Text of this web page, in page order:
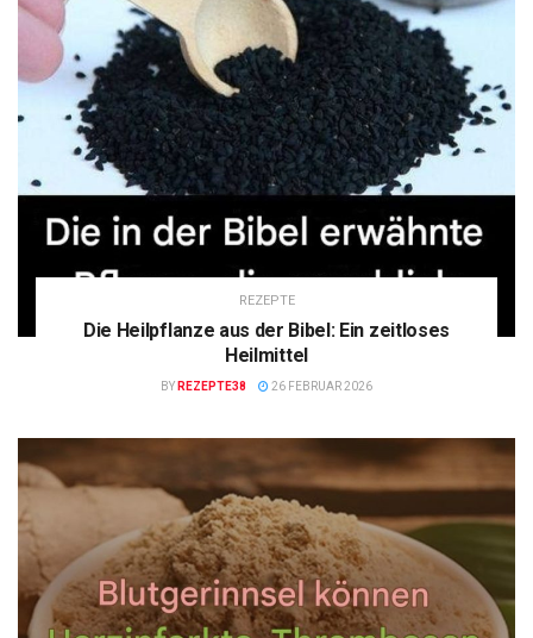
REZEPTE
Die Heilpflanze aus der Bibel: Ein zeitloses
Heilmittel
BY REZEPTE38 26 FEBRUAR 2026